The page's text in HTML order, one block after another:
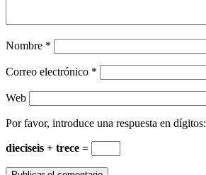
Nombre *
Correo electrónico *
Web
Por favor, introduce una respuesta en dígitos:
dieciseis + trece =